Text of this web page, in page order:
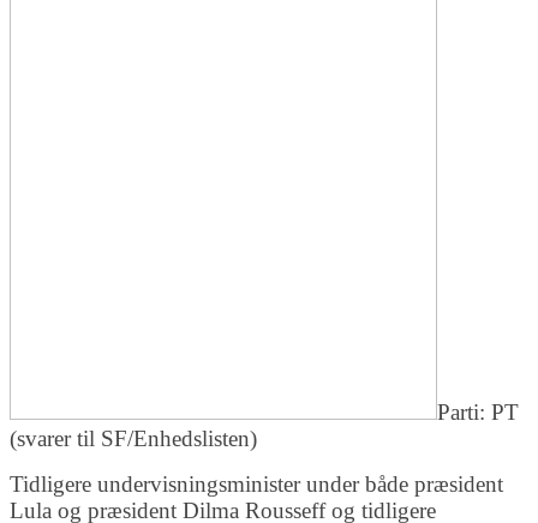
Parti: PT
(svarer til SF/Enhedslisten)
Tidligere undervisningsminister under både præsident
Lula og præsident Dilma Rousseff og tidligere